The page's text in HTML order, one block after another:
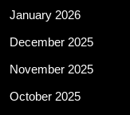
January 2026
December 2025
November 2025
October 2025